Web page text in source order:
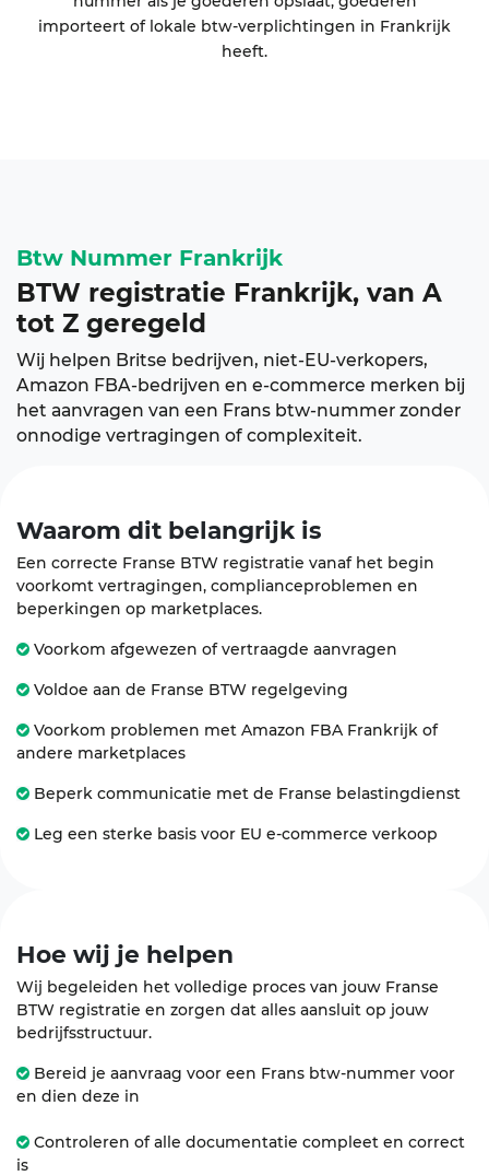
importeert of lokale btw-verplichtingen in Frankrijk
heeft.
Btw Nummer Frankrijk
BTW registratie Frankrijk, van A
tot Z geregeld
Wij helpen Britse bedrijven, niet-EU-verkopers,
Amazon FBA-bedrijven en e-commerce merken bij
het aanvragen van een Frans btw-nummer zonder
onnodige vertragingen of complexiteit.
Waarom dit belangrijk is
Een correcte Franse BTW registratie vanaf het begin
voorkomt vertragingen, complianceproblemen en
beperkingen op marketplaces.
Voorkom afgewezen of vertraagde aanvragen
Voldoe aan de Franse BTW regelgeving
Voorkom problemen met Amazon FBA Frankrijk of
andere marketplaces
Beperk communicatie met de Franse belastingdienst
Leg een sterke basis voor EU e-commerce verkoop
Hoe wij je helpen
Wij begeleiden het volledige proces van jouw Franse
BTW registratie en zorgen dat alles aansluit op jouw
bedrijfsstructuur.
Bereid je aanvraag voor een Frans btw-nummer voor
en dien deze in
Controleren of alle documentatie compleet en correct
is